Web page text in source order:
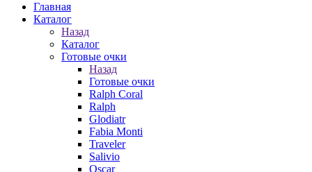
Главная
Каталог
Назад
Каталог
Готовые очки
Назад
Готовые очки
Ralph Coral
Ralph
Glodiatr
Fabia Monti
Traveler
Salivio
Oscar